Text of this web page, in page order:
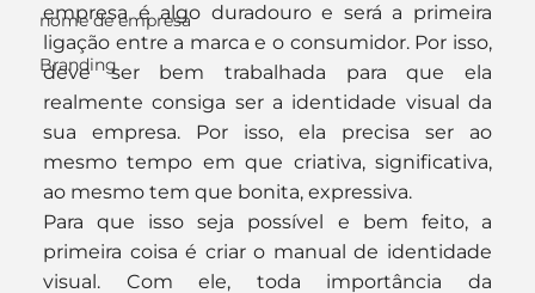
nome de empresa
Branding
empresa é algo duradouro e será a primeira
ligação entre a marca e o consumidor. Por isso,
deve ser bem trabalhada para que ela
realmente consiga ser a identidade visual da
sua empresa. Por isso, ela precisa ser ao
mesmo tempo em que criativa, significativa,
ao mesmo tem que bonita, expressiva.
Para que isso seja possível e bem feito, a
primeira coisa é criar o manual de identidade
visual. Com ele, toda importância da